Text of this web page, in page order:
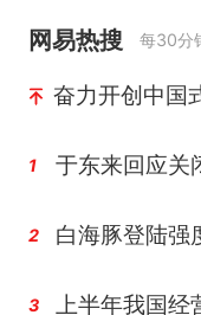
网易热搜 每30分
奋力开创中国
1
2 白海豚登陆强
3